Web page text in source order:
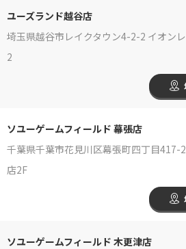
ユーズランド越谷店
埼玉県越谷市レイクタウン4-2-2 イオン
2
ソユーゲームフィールド 幕張店
千葉県千葉市花見川区幕張町四丁目
店2F
ソユーゲームフィールド 木更津店